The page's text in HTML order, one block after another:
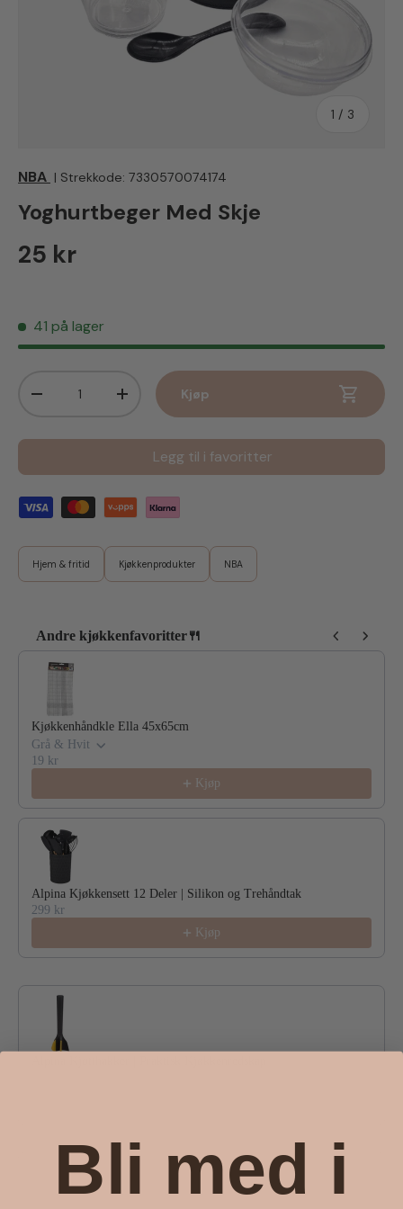
1 / av
3
NBA | Strekkode: 7330570074174
Yoghurtbeger Med Skje
Vanlig pris
25 kr
41 på lager
Senk antall
Øk antall Kjøp
Legg til i favoritter
Hjem & fritid Kjøkkenprodukter NBA
Andre kjøkkenfavoritter🍴
Use the Previous and Next buttons to navigate through product
Kjøkkenhåndkle Ella 45x65cm
Grå & Hvit
19 kr
Kjøp
Alpina Kjøkkensett 12 Deler | Silikon og Trehåndtak
299 kr
Kjøp
Bli med i